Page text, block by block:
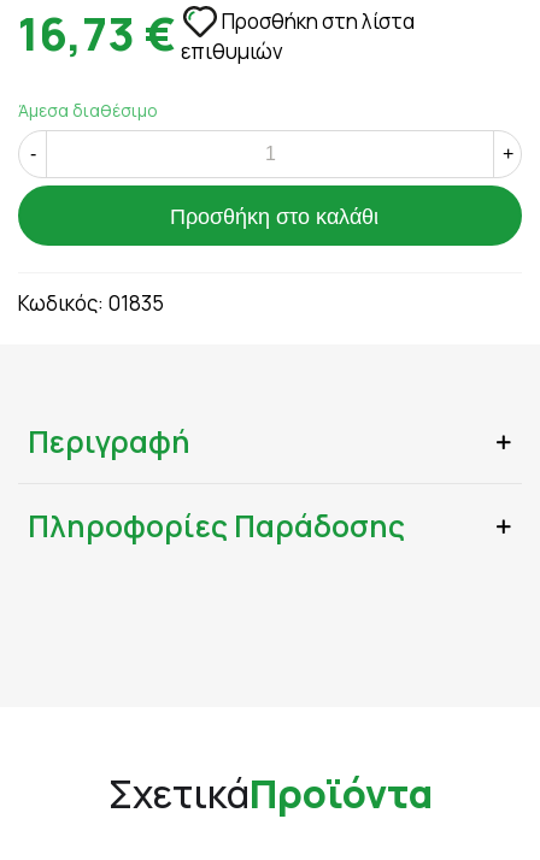
16,73 €
Προσθήκη στη λίστα
επιθυμιών
Άμεσα διαθέσιμο
- +
Προσθήκη στο καλάθι
Κωδικός: 01835
Περιγραφή
Πληροφορίες Παράδοσης
ΣχετικάΠροϊόντα